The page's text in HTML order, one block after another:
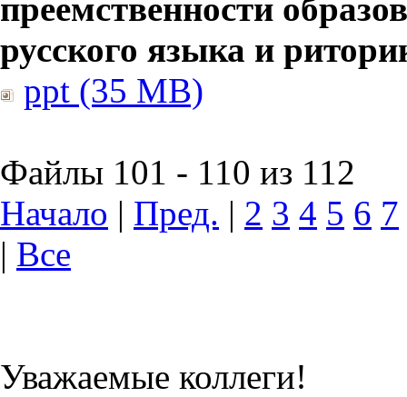
преемственности
русского языка и
ppt (35 MB)
Файлы 101 - 110 из 112
Начало | Пред. | 2 3 4 5 6 7
| Все
Уважаемые коллеги!